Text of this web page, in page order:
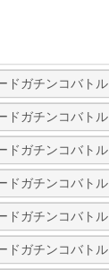
ドガチンコバトル
ドガチンコバトル
ドガチンコバトル
ドガチンコバトル
ドガチンコバトル
ドガチンコバトル